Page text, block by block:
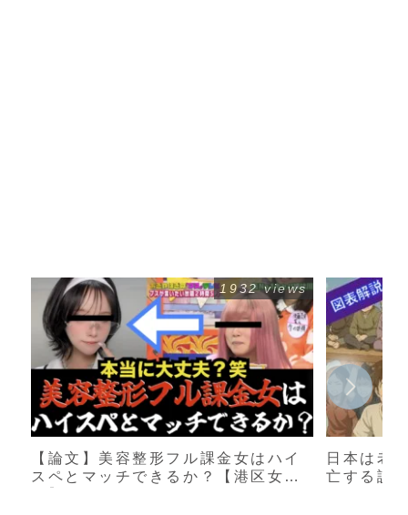
【論文】美容整形フル課金女はハイ
スペとマッチできるか？【港区女
1932 views
日本は老
亡する説